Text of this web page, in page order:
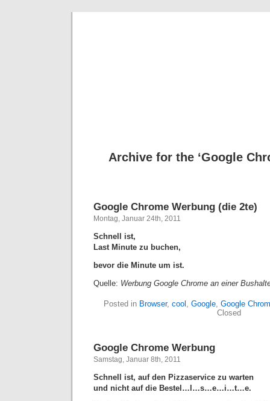
Archive for the ‘Google
Google Chrome Werbung (die 2te)
Montag, Januar 24th, 2011
Schnell ist,
Last Minute zu buchen,
bevor die Minute um ist.
Quelle: Werbung Google Chrome an einer
Posted in Browser, cool , Google, Google
Closed
Google Chrome Werbung
Samstag, Januar 8th, 2011
Schnell ist, auf den Pizzaservice zu warten
und nicht auf die Bestel…l…s…e…i…t…e.